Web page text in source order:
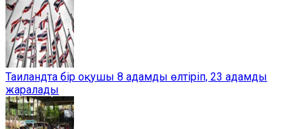
Таиландта бір оқушы 8 адамды өлтіріп, 23 адамды
жаралады